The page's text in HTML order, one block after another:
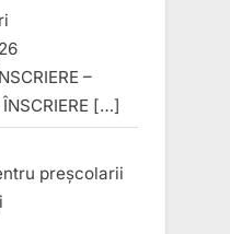
–
[…]
preșcolarii